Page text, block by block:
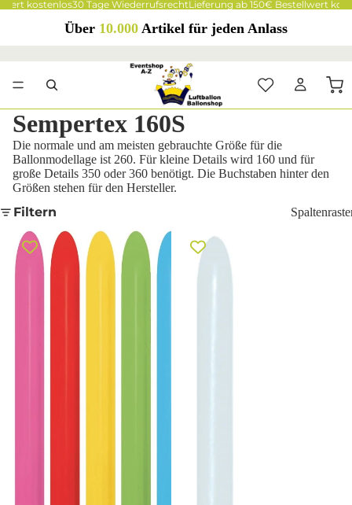
kostenlos30 Tage WiederrufsrechtLieferung ab 150€ Bestellwert
Über 10.000 Artikel für jeden Anlass
Sempertex 160S
Die normale und am meisten gebrauchte Größe für die
Ballonmodellage ist 260. Für kleine Details wird 160 und für
große Details 350 oder 360 benötigt. Die Buchstaben hinter den
Größen stehen für den Hersteller.
Filtern
Sempertex 000 Fashion
Assortment 160S Nozzle up
Modellierballons
Sempertex 005 Fashion White
160S Modellierballons Weiß